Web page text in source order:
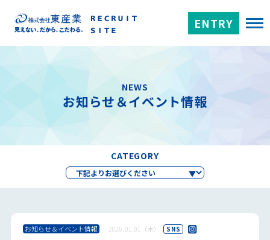
ENTRY
NEWS
お知らせ＆イベント情報
CATEGORY
お知らせ＆イベント情報 2026.01.01（木） SNS